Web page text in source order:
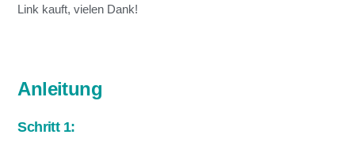
Link kauft, vielen Dank!
Anleitung
Schritt 1: